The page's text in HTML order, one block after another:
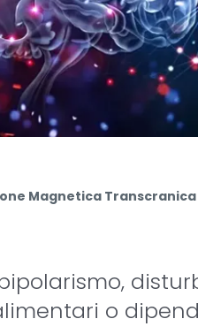
Magnetica Transcranica
o